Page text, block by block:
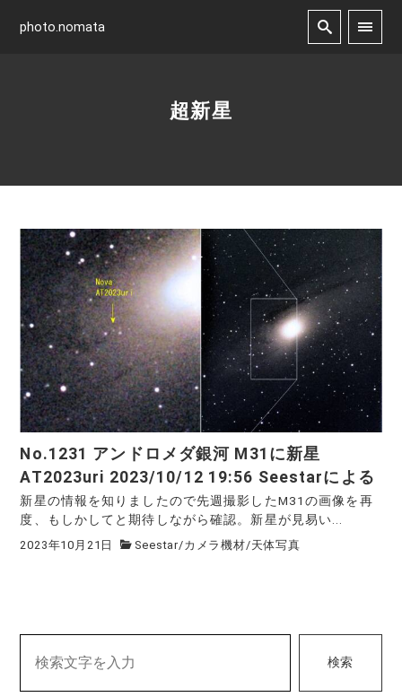
photo.nomata
超新星
No.1231 アンドロメダ銀河 M31に新星
AT2023uri 2023/10/12 19:56 Seestarによる
新星の情報を知りましたので先週撮影したM31の画像を再
度、もしかしてと期待しながら確認。新星が見易い...
2023年10月21日 Seestar/カメラ機材/天体写真
検索